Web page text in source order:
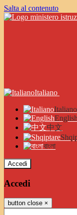
Salta al contenuto
Italiano
Italiano
English
中文
বাংলা
Accedi
Accedi
button close ×